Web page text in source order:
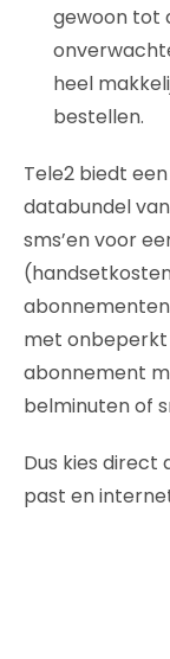
gewoon tot
heel
bestellen.
Tele2 biedt
databundel
sms’en voor
abonnementen
met onbeperkt
abonnement
belminuten of
Dus kies direct
past en